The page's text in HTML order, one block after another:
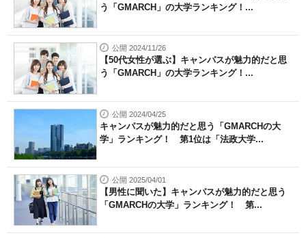
う「GMARCH」の大学ランキング！...
公開 2024/11/26
【50代女性が選ぶ】キャンパスが魅力的だと思
う「GMARCH」の大学ランキング！...
公開 2024/04/25
キャンパスが魅力的だと思う「GMARCHの大
学」ランキング！ 第1位は「法政大学...
公開 2025/04/01
【男性に聞いた】キャンパスが魅力的だと思う
「GMARCHの大学」ランキング！ 第...